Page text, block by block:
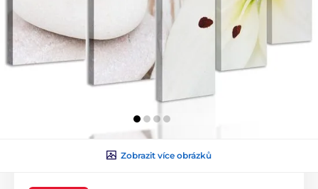
Zobrazit více obrázků